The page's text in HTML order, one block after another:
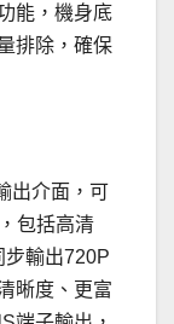
能，機身底
排除，確保
出介面，可
包括高清
步輸出720P
晰度、更富